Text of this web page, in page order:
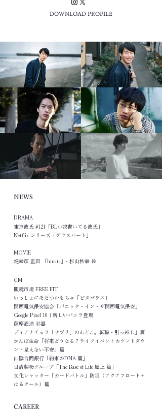
DOWNLOAD PROFILE
NEWS
DRAMA
東京彼氏 #121「BL小説書いてる彼氏」
Netflix シリーズ「グラスハート」
MOVIE
​堤幸彦 監督 「hinata」- 杉山秋幸 役
CM
眼鏡市場 FREE FIT
いっしょにそだつおもちゃ「ピタゴラス」
関西電気保安協会「パニック・イン・ザ関西電気保安」
Google Pixel 10｜新しいバニラ登場
薩摩酒造 彩響
ディアナチュラ「サプリ、のんどこ。転職・引っ越し」篇
かんぽ生命「将来どうなる？ライフイベントカウントダウ
ン・見えない不安」篇
山陰合同銀行「約束のDNA 篇」
日清製粉グループ「The Base of Life 屋上 篇」
文化シャッター「カードバトル」防災（アクアフロート＋
はるクール）篇
CAREER